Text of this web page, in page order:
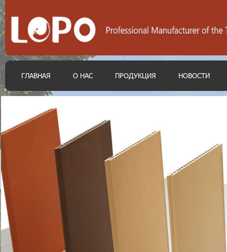
ГЛАВНАЯ О НАС ПРОДУКЦИЯ НОВОСТИ